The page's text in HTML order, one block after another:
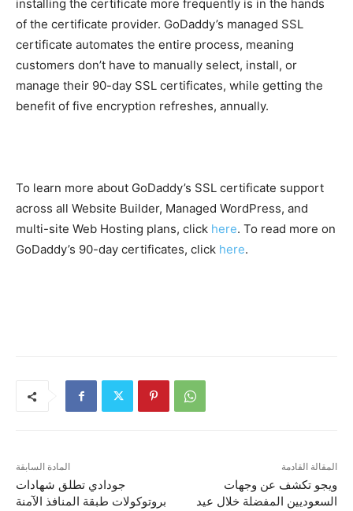
installing the certificate more frequently is in the hands
of the certificate provider. GoDaddy’s managed SSL
certificate automates the entire process, meaning
customers don’t have to manually select, install, or
manage their 90-day SSL certificates, while getting the
benefit of five encryption refreshes, annually.
To learn more about GoDaddy’s SSL certificate support
across all Website Builder, Managed WordPress, and
multi-site Web Hosting plans, click here. To read more on
GoDaddy’s 90-day certificates, click here.
المادة السابقة
جودادي تطلق شهادات
بروتوكولات طبقة المنافذ الآمنة
المقالة القادمة
ويجو تكشف عن وجهات
السعوديين المفضلة خلال عيد